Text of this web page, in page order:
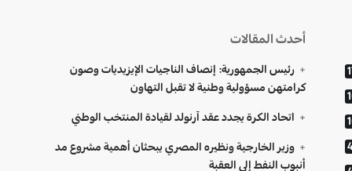
أحدث المقالات
رئيس الجمهورية: إنصاف الناجيات الإيزيديات وصون
كرامتهن مسؤولية وطنية لا تقبل التهاون
اتحاد الكرة يجدد عقد آرنولد لقيادة المنتخب الوطني
وزير الخارجية ونظيره المصري يبحثان أهمية مشروع مد
أنبوب النفط إلى العقبة